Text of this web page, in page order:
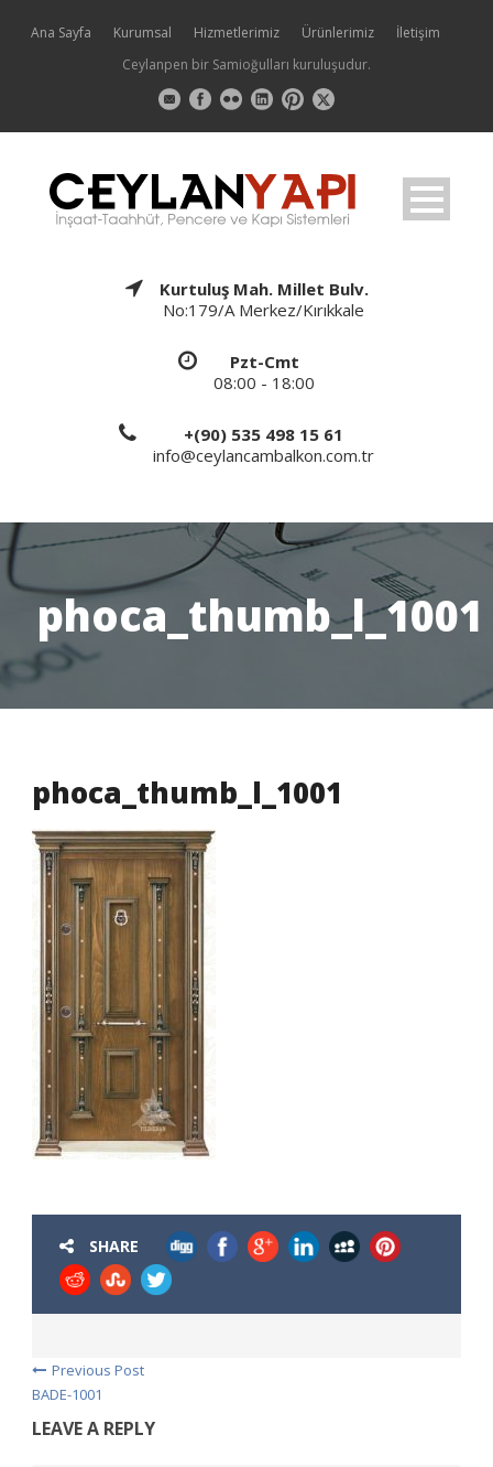
Ana Sayfa Kurumsal Hizmetlerimiz Ürünlerimiz
İletişim
Ceylanpen bir Samioğulları kuruluşudur.
Kurtuluş Mah. Millet Bulv.
No:179/A Merkez/Kırıkkale
Pzt-Cmt
08:00 - 18:00
+(90) 535 498 15 61
info@ceylancambalkon.com.tr
phoca_thumb_l_1001
phoca_thumb_l_1001
SHARE
Previous Post
BADE-1001
LEAVE A REPLY